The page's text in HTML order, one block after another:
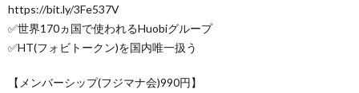
https://bit.ly/3Fe537V
✅世界170ヵ国で使われるHuobiグループ
✅HT(フォビトークン)を国内唯一扱う
【メンバーシップ(フジマナ会)990円】